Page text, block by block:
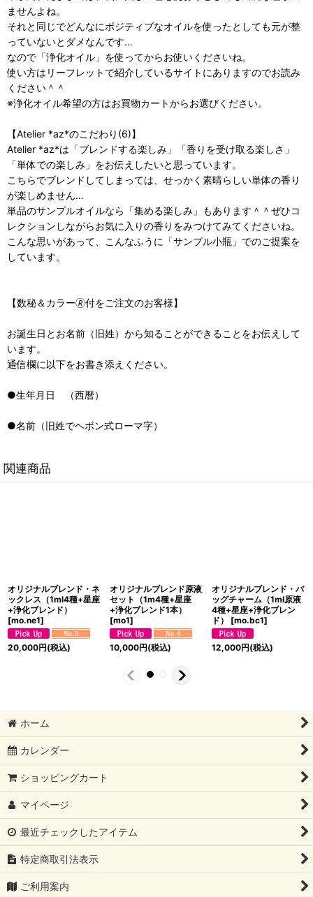
ませんよね。
それと同じでどんなにポジティブなオイルを使ったとしても元が整
っていないとダメなんです…
なので「浄化オイル」を使ってからお使いくださいね。
使い方はリーフレットで紹介しているサイトにありますのでお読み
ください＾＾
※浄化オイル希望の方はお買物カートからお選びください。
【Atelier *az*のこだわり(6)】
Atelier *az*は「ブレンドする楽しみ」「香りを受け取る楽しさ」
「単体での楽しみ」をお伝えしたいと思っています。
こちらでブレンドしてしまっては、せっかく素晴らしい単体の香り
が楽しめません…
単品のサンプルオイルなら「集める楽しみ」もあります＾＾ぜひコ
レクションしながらお気に入りの香りをみつけてみてくださいね。
こんな思いがあって、こんなふうに「サンプル小瓶」でのご提案を
しています。
【数秘＆カラー🄬付をご注文のお客様】
お誕生日とお名前（旧姓）から知ることができることをお伝えして
います。
通信欄に以下をお書き添えください。
●生年月日 （西暦）
●名前（旧姓でヘボン式ローマ字）
関連商品
オリジナルブレンド・ネ
ックレス（1ml4種+星座
+浄化ブレンド）
[mo.ne1]
20,000円(税込)
オリジナルブレンド原液
セット（1m4種+星座
+浄化ブレンド1本）
[mo1]
10,000円(税込)
オリジナルブレンド・バ
ッグチャーム（1ml原液
4種+星座+浄化ブレン
ド）
[mo.bc1]
12,000円(税込)
ホーム
カレンダー
ショッピングカート
マイページ
最近チェックしたアイテム
特定商取引法表示
ご利用案内